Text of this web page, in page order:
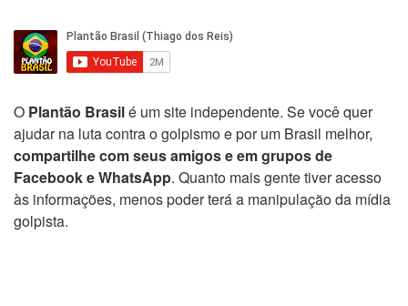
O Plantão Brasilé um site independente. Se você quer
ajudar na luta contra o golpismo e por um Brasil melhor,
compartilhe com seus amigos e em grupos de
Facebook e WhatsApp. Quanto mais gente tiver acesso
às informações, menos poder terá a manipulação da mídia
golpista.